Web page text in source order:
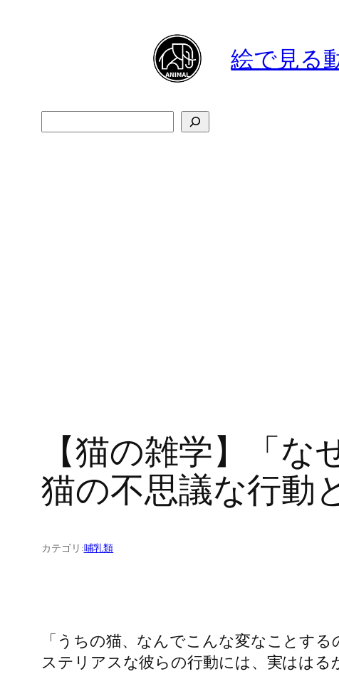
絵で見る
【猫の雑学】「
猫の不思議な行動
カテゴリ:哺乳類
「うちの猫、なんでこんな変なことす
ステリアスな彼らの行動には、実はは